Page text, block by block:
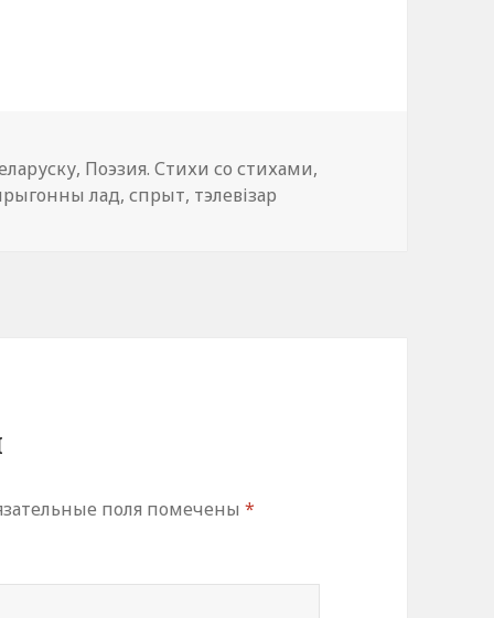
, Поэзия. Стихи со стихами,
лад,спрыт, тэлевізар
поля помечены*